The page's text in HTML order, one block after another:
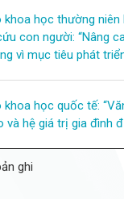
khoa học thường niên
con người: “Nâng
vì mục tiêu phát
khoa học quốc tế:
và hệ giá trị gia đình
ghi